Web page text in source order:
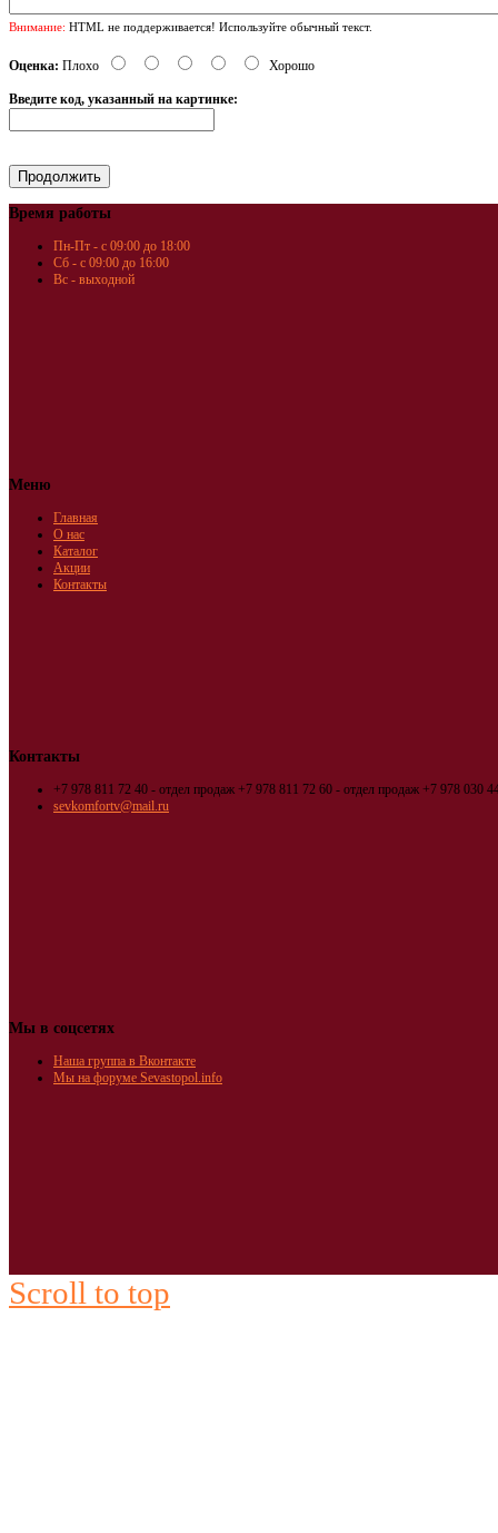
Внимание: HTML не поддерживается! Используйте обычный текст.
Оценка: Плохо Хорошо
Введите код, указанный на картинке:
Время работы
Пн-Пт - с 09:00 до 18:00
Сб - с 09:00 до 16:00
Вс - выходной
Меню
Главная
О нас
Каталог
Акции
Контакты
Контакты
+7 978 811 72 40 - отдел продаж +7 978 811 72 60 - отдел продаж +7 978 030
sevkomfortv@mail.ru
Мы в соцсетях
Наша группа в Вконтакте
Мы на форуме Sevastopol.info
Scroll to top